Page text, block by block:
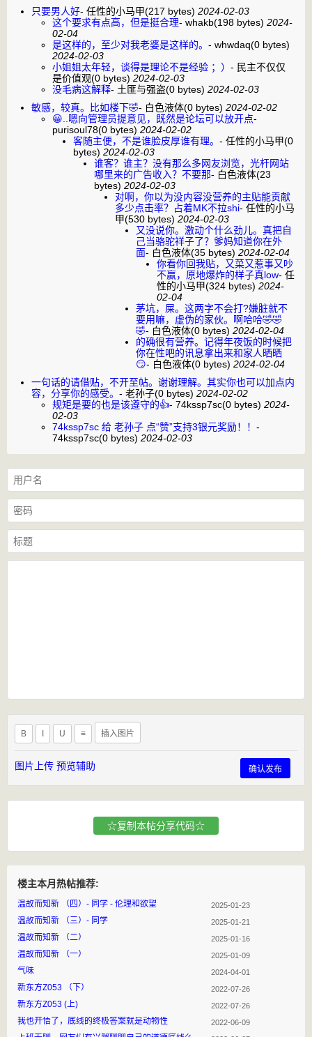
只要男人好- 任性的小马甲(217 bytes) 2024-02-03
这个要求有点高，但是挺合理- whakb(198 bytes) 2024-
02-04
是这样的，至少对我老婆是这样的。 - whwdaq(0 bytes)
2024-02-03
小姐姐太年轻，谈得是理论不是经验 ；） - 民主不仅仅
是价值观(0 bytes) 2024-02-03
没毛病这解释- 土匪与强盗(0 bytes) 2024-02-03
敏感，较真。比如楼下🤣- 白色液体(0 bytes) 2024-02-02
😀..嗯向管理员提意见，既然是论坛可以放开点-
purisoul78(0 bytes) 2024-02-02
客随主便，不是谁脸皮厚谁有理。 - 任性的小马甲(0
bytes) 2024-02-03
谁客？谁主？没有那么多网友浏览，光杆网站
哪里来的广告收入？不要那- 白色液体(23
bytes) 2024-02-03
对啊，你以为没内容没营养的主贴能贡献
多少点击率？占着MK不拉shi- 任性的小马
甲(530 bytes) 2024-02-03
又没说你。激动个什么劲儿。真把自
己当骆驼祥子了？爹妈知道你在外
面- 白色液体(35 bytes) 2024-02-04
你看你回我贴，又菜又惹事又吵
不赢，原地爆炸的样子真low- 任
性的小马甲(324 bytes) 2024-
02-04
茅坑，屎。这两字不会打?嫌脏就不
要用嘛，虚伪的家伙。啊哈哈🤣🤣
🤣- 白色液体(0 bytes) 2024-02-04
的确很有营养。记得年夜饭的时候把
你在性吧的讯息拿出来和家人晒晒
😏- 白色液体(0 bytes) 2024-02-04
一句话的请借贴，不开至帖。谢谢理解。其实你也可以加点内
容，分享你的感受。 - 老孙子(0 bytes) 2024-02-02
规矩是要的也是该遵守的👍- 74kssp7sc(0 bytes) 2024-
02-03
74kssp7sc 给 老孙子 点“赞”支持3银元奖励！！ -
74kssp7sc(0 bytes) 2024-02-03
B U ≡ 插入图片
图片上传 预览辅助 确认发布
☆复制本帖分享代码☆
楼主本月热帖推荐:
温故而知新 （四）- 同学 - 伦理和欲望 2025-01-23
温故而知新 （三）- 同学 2025-01-21
温故而知新 （二） 2025-01-16
温故而知新 （一） 2025-01-09
气味 2024-04-01
新东方Z053 （下） 2022-07-26
新东方Z053 (上) 2022-07-26
我也开悟了，底线的终极答案就是动物性 2022-06-09